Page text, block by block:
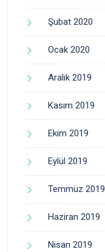
Şubat 2020
Ocak 2020
Aralık 2019
Kasım 2019
Ekim 2019
Eylül 2019
Temmuz 2019
Haziran 2019
Nisan 2019